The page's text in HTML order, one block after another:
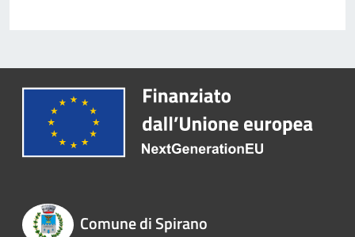
Comune di Spirano